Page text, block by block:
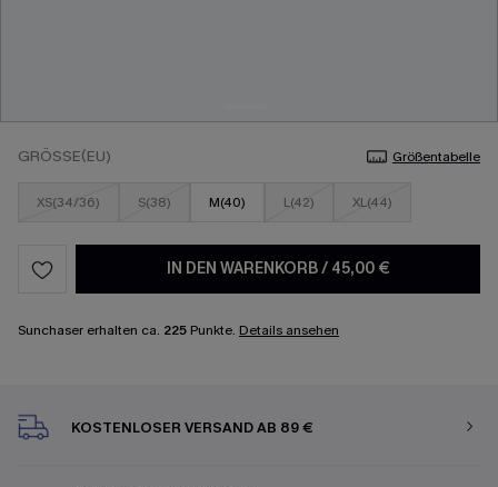
GRÖSSE(EU) Größentabelle
XS(34/36) S(38) M(40) L(42) XL(44)
IN DEN WARENKORB/ 45,00 €
Sunchaser erhalten ca. 225 Punkte. Details ansehen
KOSTENLOSER VERSAND AB 89 €